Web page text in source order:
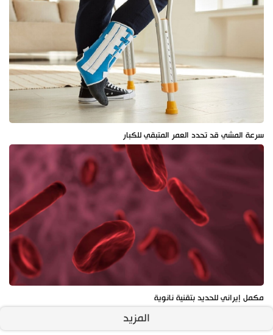
سرعة المشي قد تحدد العمر المتبقي للكبار
مكمل إيراني للحديد بتقنية نانوية
المزيد